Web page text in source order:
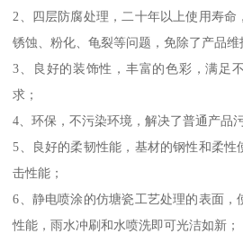
2、四层防腐处理，二十年以上使用寿命
锈蚀、粉化、龟裂等问题，免除了产品维
3、良好的装饰性，丰富的色彩，满足
求；
4、环保，不污染环境，解决了普通产品
5、良好的柔韧性能，基材的钢性和柔性
击性能；
6、静电喷涂的仿塘瓷工艺处理的表面，
性能，雨水冲刷和水喷洗即可光洁如新；